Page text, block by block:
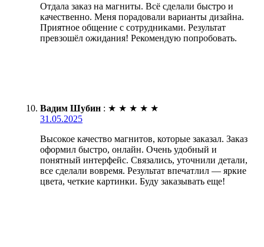
Отдала заказ на магниты. Всё сделали быстро и
качественно. Меня порадовали варианты дизайна.
Приятное общение с сотрудниками. Результат
превзошёл ожидания! Рекомендую попробовать.
Вадим Шубин : ★ ★ ★ ★ ★
31.05.2025
Высокое качество магнитов, которые заказал. Заказ
оформил быстро, онлайн. Очень удобный и
понятный интерфейс. Связались, уточнили детали,
все сделали вовремя. Результат впечатлил — яркие
цвета, четкие картинки. Буду заказывать еще!